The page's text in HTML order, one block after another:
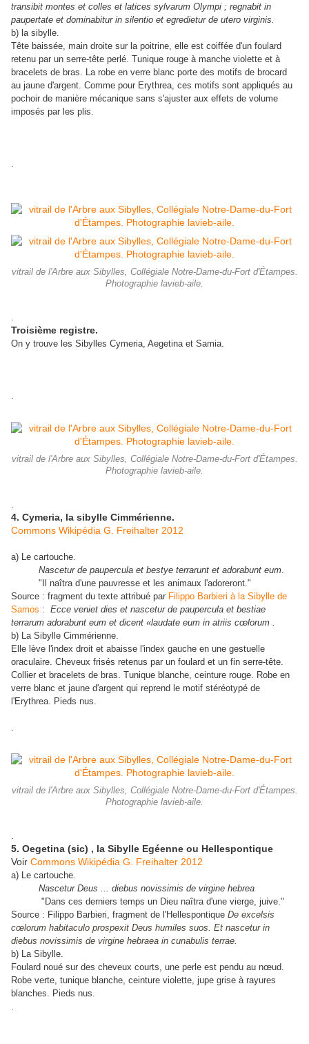
transibit montes et colles et latices sylvarum Olympi ; regnabit in
paupertate et dominabitur in silentio et egredietur de utero virginis.
b) la sibylle.
Tête baissée, main droite sur la poitrine, elle est coiffée d'un foulard
retenu par un serre-tête perlé. Tunique rouge à manche violette et à
bracelets de bras. La robe en verre blanc porte des motifs de brocard
au jaune d'argent. Comme pour Erythrea, ces motifs sont appliqués au
pochoir de manière mécanique sans s'ajuster aux effets de volume
imposés par les plis.
vitrail de l'Arbre aux Sibylles, Collégiale Notre-Dame-du-Fort d'Étampes.
Photographie lavieb-aile.
Troisième registre.
On y trouve les Sibylles Cymeria, Aegetina et Samia.
vitrail de l'Arbre aux Sibylles, Collégiale Notre-Dame-du-Fort d'Étampes.
Photographie lavieb-aile.
4. Cymeria, la sibylle Cimmérienne.
Commons Wikipédia G. Freihalter 2012
a) Le cartouche.
Nascetur de paupercula et bestye terrarunt et adorabunt eum.
"Il naîtra d'une pauvresse et les animaux l'adoreront."
Source : fragment du texte attribué par Filippo Barbieri à la Sibylle de
Samos : Ecce veniet dies et nascetur de paupercula et bestiae
terrarum adorabunt eum et dicent «laudate eum in atriis cœlorum .
b) La Sibylle Cimmérienne.
Elle lève l'index droit et abaisse l'index gauche en une gestuelle
oraculaire. Cheveux frisés retenus par un foulard et un fin serre-tête.
Collier et bracelets de bras. Tunique blanche, ceinture rouge. Robe en
verre blanc et jaune d'argent qui reprend le motif stéréotypé de
l'Erythrea. Pieds nus.
vitrail de l'Arbre aux Sibylles, Collégiale Notre-Dame-du-Fort d'Étampes.
Photographie lavieb-aile.
5. Oegetina (sic) , la Sibylle Egéenne ou Hellespontique
Voir Commons Wikipédia G. Freihalter 2012
a) Le cartouche.
Nascetur Deus ... diebus novissimis de virgine hebrea
"Dans ces derniers temps un Dieu naîtra d'une vierge, juive."
Source : Filippo Barbieri, fragment de l'Hellespontique De excelsis
cœlorum habitaculo prospexit Deus humiles suos. Et nascetur in
diebus novissimis de virgine hebraea in cunabulis terrae.
b) La Sibylle.
Foulard noué sur des cheveux courts, une perle est pendu au nœud.
Robe verte, tunique blanche, ceinture violette, jupe grise à rayures
blanches. Pieds nus.
.